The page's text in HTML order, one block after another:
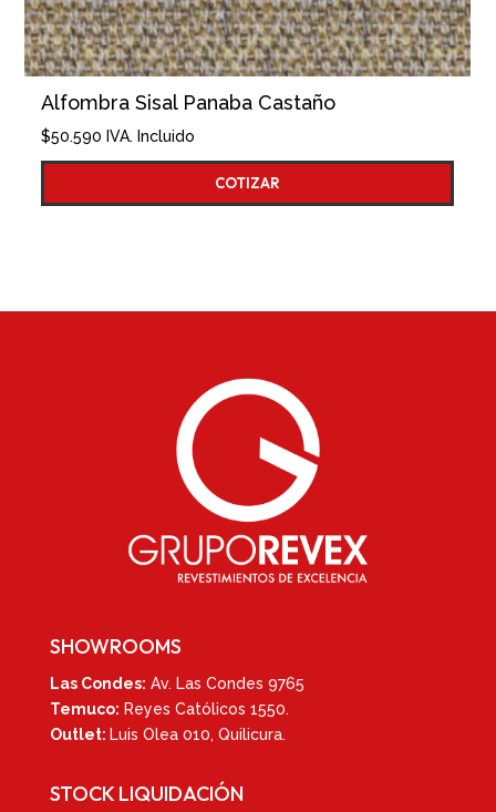
Castaño Adoquin Micosa 10x10
SHOWROOMS
Las Condes: Av. Las Condes 9765
Temuco: Reyes Católicos 1550.
Outlet: Luis Olea 010, Quilicura.
STOCK LIQUIDACIÓN